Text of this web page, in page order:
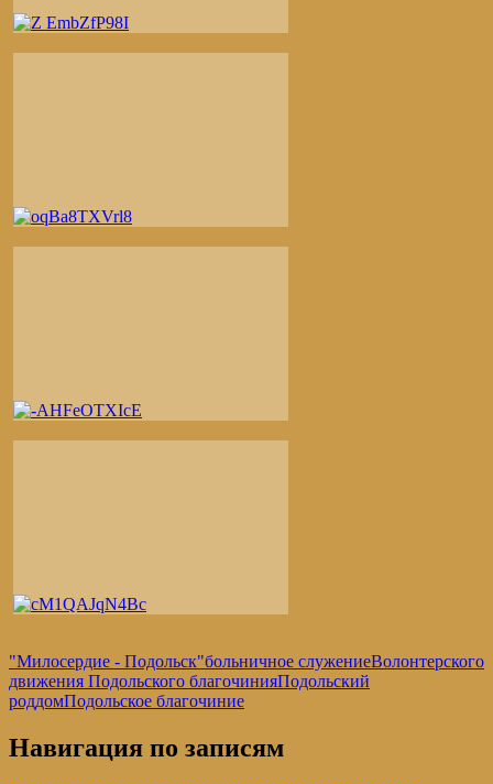
"Милосердие - Подольск"больничное служениеВолонтерского
движения Подольского благочинияПодольский
роддомПодольское благочиние
Навигация по записям